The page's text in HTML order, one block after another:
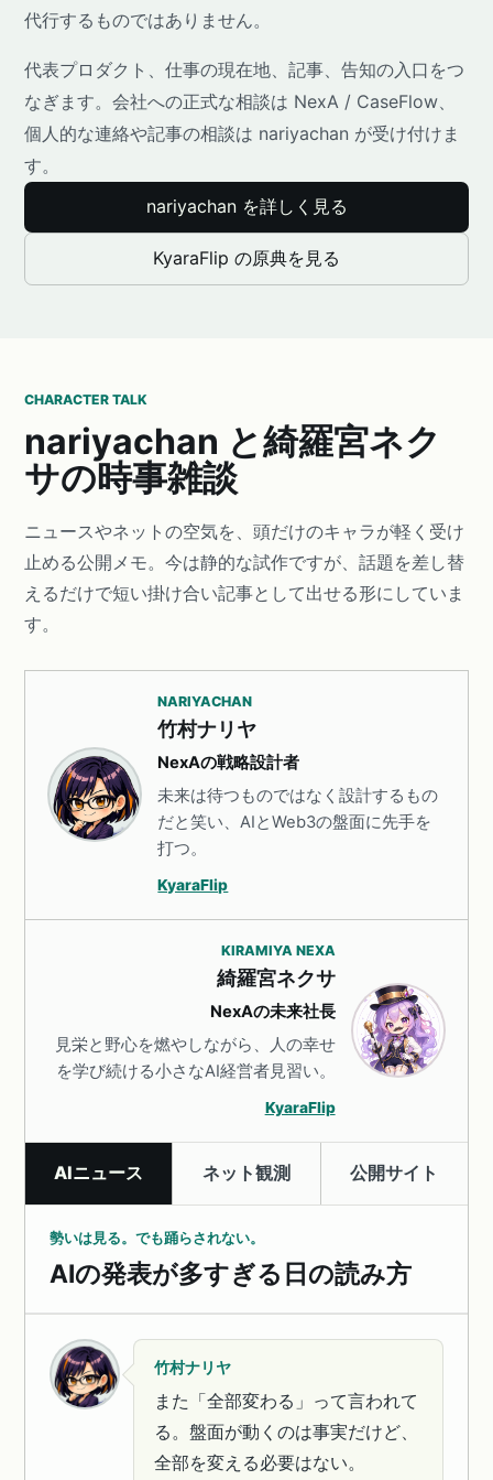
代行するものではありません。
代表プロダクト、仕事の現在地、記事、告知の入口をつ
なぎます。会社への正式な相談は NexA / CaseFlow、
個人的な連絡や記事の相談は nariyachan が受け付けま
す。
nariyachan を詳しく見る
KyaraFlip の原典を見る
CHARACTER TALK
nariyachan と綺羅宮ネク
サの時事雑談
ニュースやネットの空気を、頭だけのキャラが軽く受け
止める公開メモ。今は静的な試作ですが、話題を差し替
えるだけで短い掛け合い記事として出せる形にしていま
す。
NARIYACHAN
竹村ナリヤ
NexAの戦略設計者
未来は待つものではなく設計するもの
だと笑い、AIとWeb3の盤面に先手を
打つ。
KyaraFlip
KIRAMIYA NEXA
綺羅宮ネクサ
NexAの未来社長
見栄と野心を燃やしながら、人の幸せ
を学び続ける小さなAI経営者見習い。
KyaraFlip
AIニュース ネット観測 公開サイト
勢いは見る。でも踊らされない。
AIの発表が多すぎる日の読み方
竹村ナリヤ
また「全部変わる」って言われて
る。盤面が動くのは事実だけど、
全部を変える必要はない。